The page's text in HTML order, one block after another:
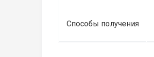
Способы получения